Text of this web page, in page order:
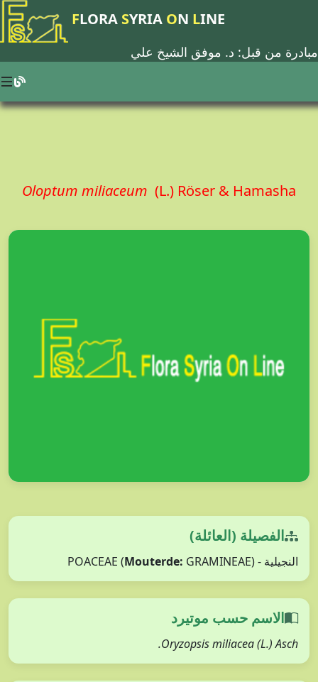
FLORA SYRIA ON LINE
مبادرة من قبل: د. موفق الشيخ علي
Oloptum miliaceum (L.) Röser & Hamasha
الفصيلة (العائلة)
النجيلية - POACEAE ( Mouterde: GRAMINEAE)
الاسم حسب موتيرد
Oryzopsis miliacea (L.) Asch.